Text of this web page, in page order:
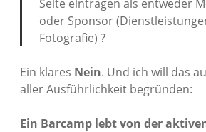
Seite eintragen als entweder
oder Sponsor
Fotografie) ?
Ein klares Nein. Und ich will das
aller Ausführlichkeit begründen:
Ein Barcamp lebt von der